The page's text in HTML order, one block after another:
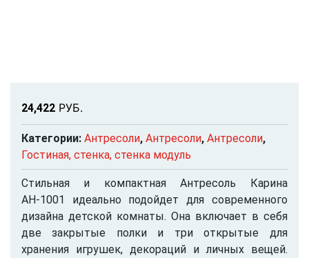
24,422 РУБ.
Категории: Антресоли, Антресоли, Антресоли,
Гостиная, стенка, стенка модуль
Стильная и компактная Антресоль Карина
АН-1001 идеально подойдет для современного
дизайна детской комнаты. Она включает в себя
две закрытые полки и три открытые для
хранения игрушек, декораций и личных вещей.